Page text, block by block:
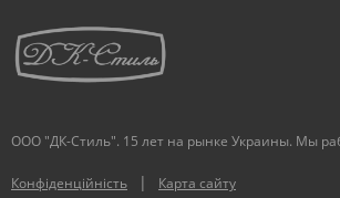
ООО "ДК-Стиль". 15 лет на рынке Украины. Мы
Конфіденційність | Карта сайту